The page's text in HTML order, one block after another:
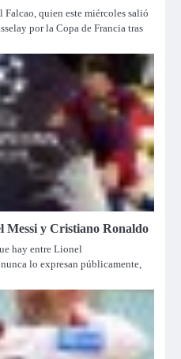
quien este miércoles salió
por la Copa de Francia tras
Messi y Cristiano Ronaldo
hay entre Lionel
lo expresan públicamente,